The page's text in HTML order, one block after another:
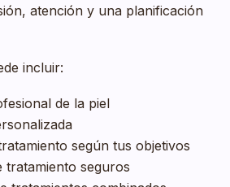
atención y una planificación
incluir:
de la piel
según tus objetivos
tratamiento seguros